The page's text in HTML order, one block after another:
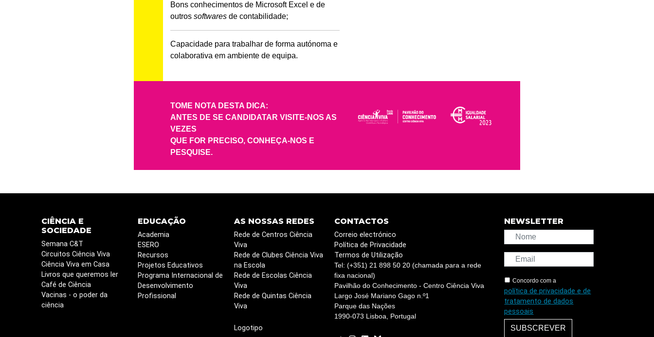
Bons conhecimentos de Microsoft Excel e de
outrossoftwaresde contabilidade;
Capacidade para trabalhar de forma autónoma e
colaborativa em ambiente de equipa.
TOME NOTA DESTA DICA:
ANTES DE SE CANDIDATAR VISITE-NOS AS
VEZES
QUE FOR PRECISO, CONHEÇA-NOS E
PESQUISE.
CIÊNCIA E
SOCIEDADE
Semana C&T
Circuitos Ciência Viva
Ciência Viva em Casa
Livros que queremos ler
Café de Ciência
Vacinas - o poder da
ciência
EDUCAÇÃO
Academia
ESERO
Recursos
Projetos Educativos
Programa Internacional de
Desenvolvimento
Profissional
AS NOSSAS REDES
Rede de Centros Ciência
Viva
Rede de Clubes Ciência Viva
na Escola
Rede de Escolas Ciência
Viva
Rede de Quintas Ciência
Viva
Logotipo
CONTACTOS
Correio electrónico
Política de Privacidade
Termos de Utilização
Tel: (+351) 21 898 50 20 (chamada para a rede
fixa nacional)
Pavilhão do Conhecimento - Centro Ciência Viva
Largo José Mariano Gago n.º1
Parque das Nações
1990-073 Lisboa, Portugal
NEWSLETTER
Concordo com a
política de privacidade e de
tratamento de dados
pessoais
SUBSCREVER